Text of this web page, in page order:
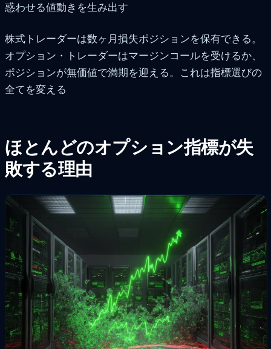
惑わせる値動きを生み出す
株式トレーダーは数ヶ月損失ポジションを保有できる。
オプション・トレーダーはマージンコールを受けるか、
ポジションが無価値で満期を迎える。これは指標選びの
全てを変える
ほとんどのオプション指標が失
敗する理由